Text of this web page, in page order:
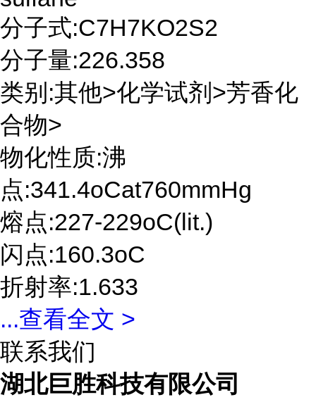
分子式:C7H7KO2S2
分子量:226.358
类别:其他>化学试剂>芳香化
合物>
物化性质:沸
点:341.4oCat760mmHg
熔点:227-229oC(lit.)
闪点:160.3oC
折射率:1.633
...查看全文 >
联系我们
湖北巨胜科技有限公司